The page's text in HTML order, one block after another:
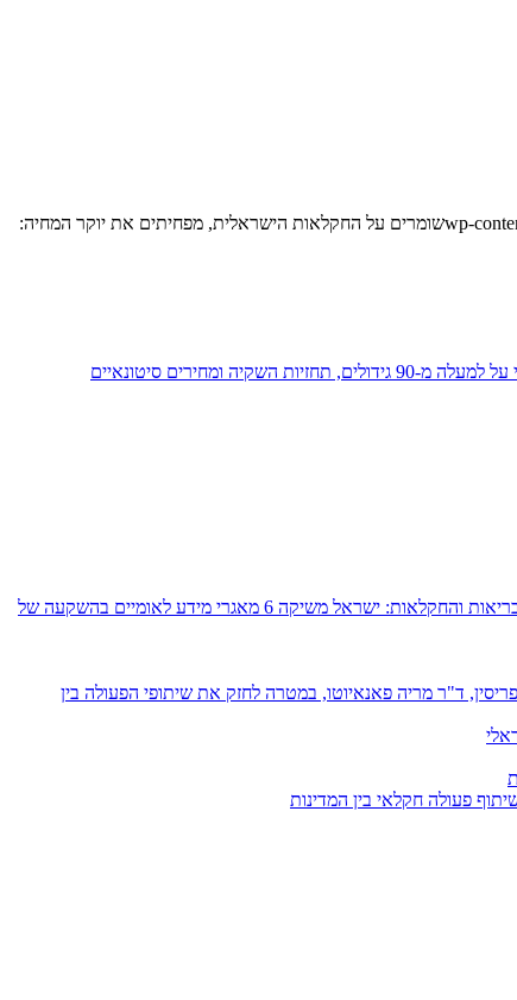
שומרים על החקלאות הישראלית, מפחיתים את יוקר המחיה:
סיטונאיים
רשות החדשנות, משרד הכלכלה והתעשייה, משרד החקלאות וביטחון המזון ומנהלת תקומה יובילו את הקמת תשתיות הדאטה הלאומיות בתחומי הבריאות והחקלאות: ישראל משיקה 6 מאגרי מידע לאומיים בהשקעה של
ד"ר מריה פאנאיוטו, במטרה לחזק את שיתופי הפעולה בין
פעולה חקלאי בין המדינות